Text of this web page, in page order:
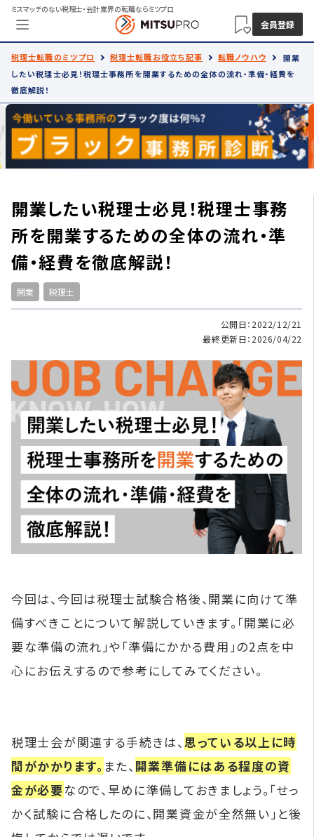
ミスマッチのない税理士・会計業界の転職ならミツプロ
会員登録
税理士転職のミツプロ 税理士転職お役立ち記事 転職ノウハウ
開業
したい税理士必見！税理士事務所を開業するための全体の流れ・準備・経費を
徹底解説！
開業したい税理士必見！税理士事務
所を開業するための全体の流れ・準
備・経費を徹底解説！
開業 税理士
公開日：2022/12/21
最終更新日：2026/04/22
今回は、今回は税理士試験合格後、開業に向けて準
備すべきことについて解説していきます。「開業に必
要な準備の流れ」や「準備にかかる費用」の2点を中
心にお伝えするので参考にしてみてください。
税理士会が関連する手続きは、思っている以上に時
間がかかります。 また、 開業準備にはある程度の資
金が必要なので、早めに準備しておきましょう。「せっ
かく試験に合格したのに、開業資金が全然無い」と後